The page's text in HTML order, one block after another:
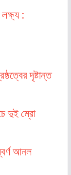
:
দৃষ্টান্ত
দুই ম্রো
আনল